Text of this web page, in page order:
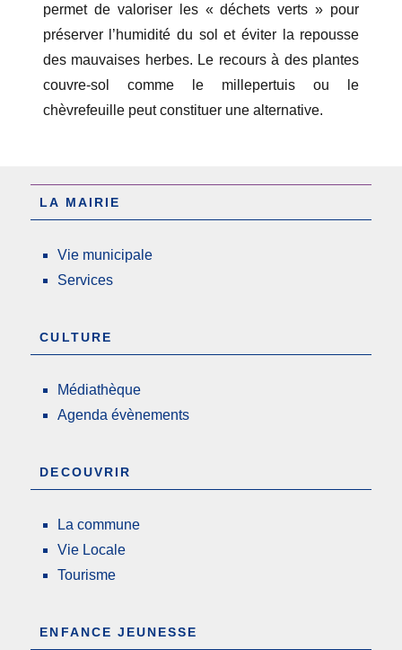
permet de valoriser les « déchets verts » pour
préserver l’humidité du sol et éviter la repousse
des mauvaises herbes. Le recours à des plantes
couvre-sol comme le millepertuis ou le
chèvrefeuille peut constituer une alternative.
LA MAIRIE
Vie municipale
Services
CULTURE
Médiathèque
Agenda évènements
DECOUVRIR
La commune
Vie Locale
Tourisme
ENFANCE JEUNESSE